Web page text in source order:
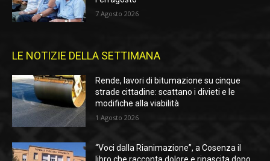
7 Agosto 2026
LE NOTIZIE DELLA SETTIMANA
Rende, lavori di bitumazione su cinque
strade cittadine: scattano i divieti e le
modifiche alla viabilità
1 Agosto 2026
“Voci dalla Rianimazione”, a Cosenza il